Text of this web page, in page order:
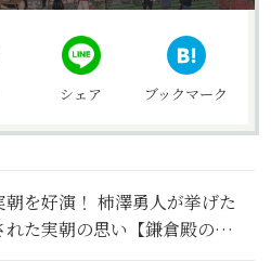
シェア ブックマーク
を好演！ 柿澤勇人が挙げた
れた実朝の思い【鎌倉殿の13
澤実朝編